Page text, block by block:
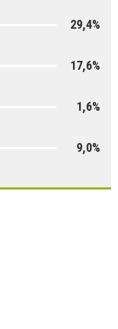
29,4%
17,6%
1,6%
9,0%